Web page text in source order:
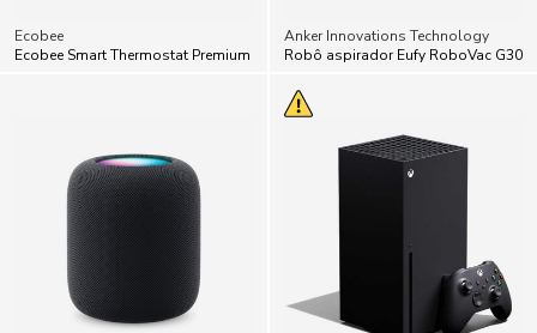
Ecobee
Ecobee Smart Thermostat Premium
Anker Innovations Technology
Robô aspirador Eufy RoboVac G30